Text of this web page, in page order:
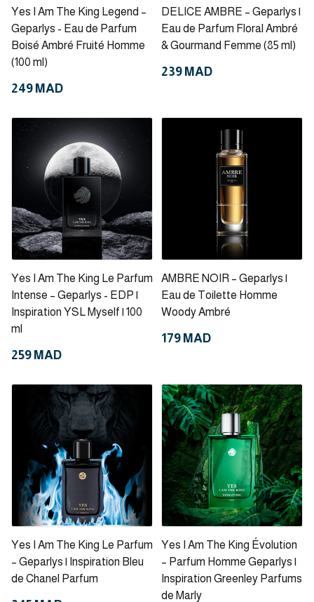
Yes I Am The King Legend –
Geparlys - Eau de Parfum
Boisé Ambré Fruité Homme
(100 ml)
249 MAD
DELICE AMBRE – Geparlys |
Eau de Parfum Floral Ambré
& Gourmand Femme (85 ml)
239 MAD
Yes I Am The King Le Parfum
Intense – Geparlys - EDP |
Inspiration YSL Myself | 100
ml
259 MAD
AMBRE NOIR – Geparlys |
Eau de Toilette Homme
Woody Ambré
179 MAD
Yes I Am The King Le Parfum
– Geparlys | Inspiration Bleu
de Chanel Parfum
Yes I Am The King Évolution
– Parfum Homme Geparlys |
Inspiration Greenley Parfums
de Marly